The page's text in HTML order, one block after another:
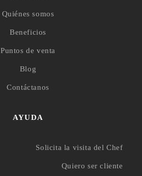
Quiénes somos
Beneficios
Puntos de venta
Blog
Contáctanos
AYUDA
Solicita la visita del Chef
Quiero ser cliente